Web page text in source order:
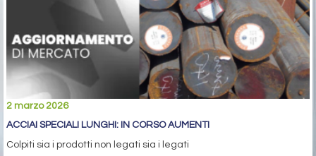
2 marzo 2026
ACCIAI SPECIALI LUNGHI: IN CORSO AUMENTI
Colpiti sia i prodotti non legati sia i legati